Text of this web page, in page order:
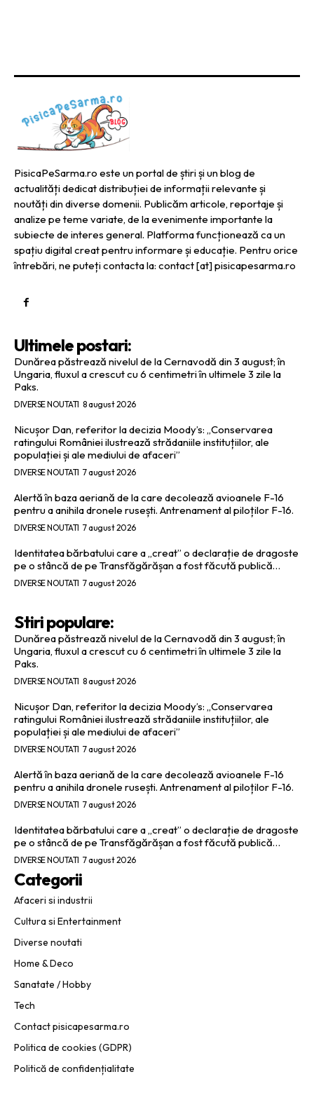
PisicaPeSarma.ro este un portal de știri și un blog de
actualități dedicat distribuției de informații relevante și
noutăți din diverse domenii. Publicăm articole, reportaje și
analize pe teme variate, de la evenimente importante la
subiecte de interes general. Platforma funcționează ca un
spațiu digital creat pentru informare și educație. Pentru orice
întrebări, ne puteți contacta la: contact [at] pisicapesarma.ro
Ultimele postari:
Dunărea păstrează nivelul de la Cernavodă din 3 august; în
Ungaria, fluxul a crescut cu 6 centimetri în ultimele 3 zile la
Paks.
DIVERSE NOUTATI 8 august 2026
Nicușor Dan, referitor la decizia Moody’s: „Conservarea
ratingului României ilustrează strădaniile instituțiilor, ale
populației și ale mediului de afaceri”
DIVERSE NOUTATI 7 august 2026
Alertă în baza aeriană de la care decolează avioanele F-16
pentru a anihila dronele rusești. Antrenament al piloților F-16.
DIVERSE NOUTATI 7 august 2026
Identitatea bărbatului care a „creat” o declarație de dragoste
pe o stâncă de pe Transfăgărășan a fost făcută publică…
DIVERSE NOUTATI 7 august 2026
Stiri populare:
Dunărea păstrează nivelul de la Cernavodă din 3 august; în
Ungaria, fluxul a crescut cu 6 centimetri în ultimele 3 zile la
Paks.
DIVERSE NOUTATI 8 august 2026
Nicușor Dan, referitor la decizia Moody’s: „Conservarea
ratingului României ilustrează strădaniile instituțiilor, ale
populației și ale mediului de afaceri”
DIVERSE NOUTATI 7 august 2026
Alertă în baza aeriană de la care decolează avioanele F-16
pentru a anihila dronele rusești. Antrenament al piloților F-16.
DIVERSE NOUTATI 7 august 2026
Identitatea bărbatului care a „creat” o declarație de dragoste
pe o stâncă de pe Transfăgărășan a fost făcută publică…
DIVERSE NOUTATI 7 august 2026
Categorii
Afaceri si industrii
Cultura si Entertainment
Diverse noutati
Home & Deco
Sanatate / Hobby
Tech
Contact pisicapesarma.ro
Politica de cookies (GDPR)
Politică de confidențialitate